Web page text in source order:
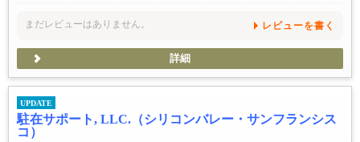
まだレビューはありません。 レビューを書く
詳細
UPDATE
駐在サポート, LLC.（シリコンバレー・サンフランシス
コ）